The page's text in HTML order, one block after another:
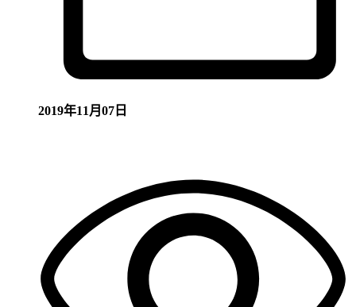
2019年11月07日